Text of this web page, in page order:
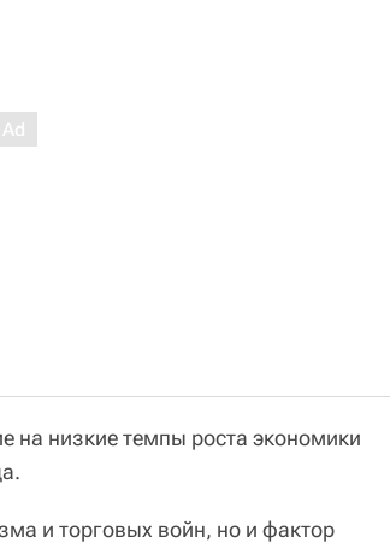
на низкие темпы роста экономики
и торговых войн, но и фактор